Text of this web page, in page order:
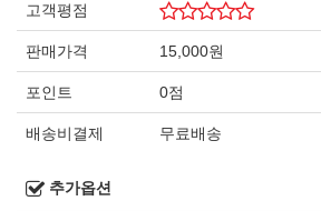
고객평점
판매가격 15,000원
포인트 0점
배송비결제 무료배송
추가옵션